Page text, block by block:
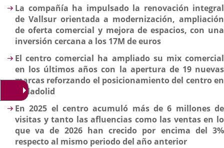
Descripción
La compañía ha impulsado la renovación integral
de Vallsur orientada a modernización, ampliación
de oferta comercial y mejora de espacios, con una
inversión cercana a los 17M de euros
El centro comercial ha ampliado su mix comercial
en los últimos años con la apertura de 19 nuevas
marcas reforzando el posicionamiento del centro en
Valladolid
En 2025 el centro acumuló más de 6 millones de
visitas y tanto las afluencias como las ventas en lo
que va de 2026 han crecido por encima del 3%
respecto al mismo periodo del año anterior